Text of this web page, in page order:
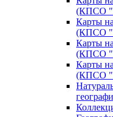
(КПСО
Карты
(КПСО
Карты
(КПСО
Карты
(КПСО